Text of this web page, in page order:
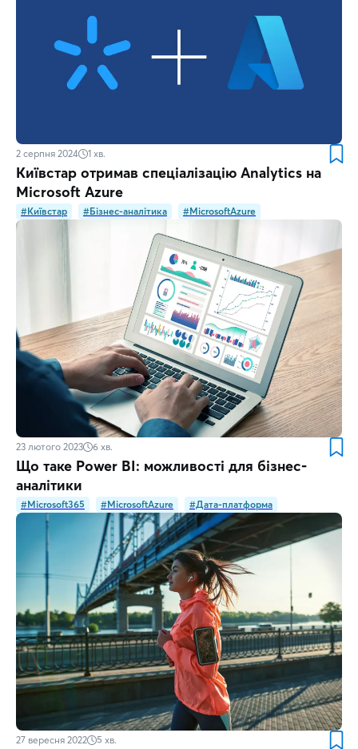
2 серпня 2024 1 хв.
Київстар отримав спеціалізацію Analytics на
Microsoft Azure
#Київстар #Бізнес-аналітика #MicrosoftAzure
23 лютого 2023 6 хв.
Що таке Power BI: можливості для бізнес-
аналітики
#Microsoft365 #MicrosoftAzure #Дата-платформа
27 вересня 2022 5 хв.